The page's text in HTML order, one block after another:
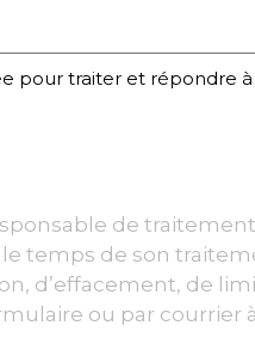
pour traiter et répondre
de
temps de son
d’effacement, de
ou par courrier